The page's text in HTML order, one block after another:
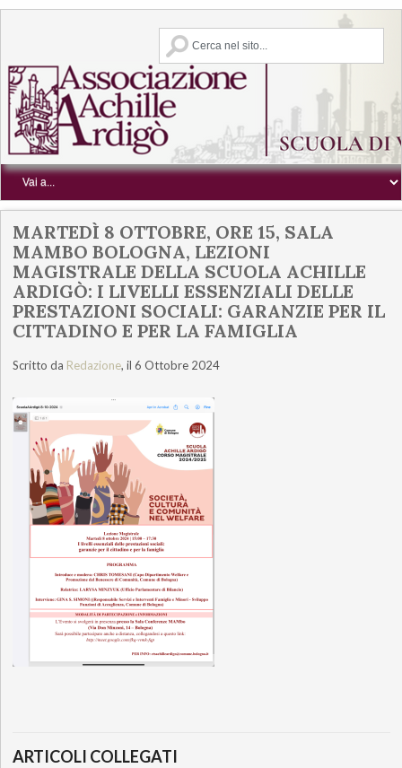
MARTEDÌ 8 OTTOBRE, ORE 15, SALA
MAMBO BOLOGNA, LEZIONI
MAGISTRALE DELLA SCUOLA ACHILLE
ARDIGÒ: I LIVELLI ESSENZIALI DELLE
PRESTAZIONI SOCIALI: GARANZIE PER IL
CITTADINO E PER LA FAMIGLIA
Scritto da Redazione, il 6 Ottobre 2024
ARTICOLI COLLEGATI